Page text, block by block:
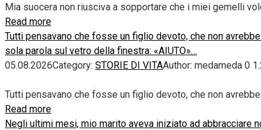
Mia suocera non riusciva a sopportare che i miei gemelli
Read more
Tutti pensavano che fosse un figlio devoto, che non
sola parola sul vetro della finestra: «AIUTO»…
05.08.2026Category: STORIE DI VITAAuthor: medameda 0
Tutti pensavano che fosse un figlio devoto, che non
Read more
Negli ultimi mesi, mio marito aveva iniziato ad abbracciare